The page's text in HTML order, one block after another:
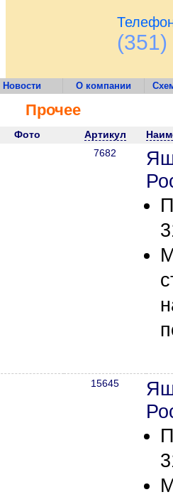
(351)
Новости О компании
Прочее
Фото Артикул
7682
15645